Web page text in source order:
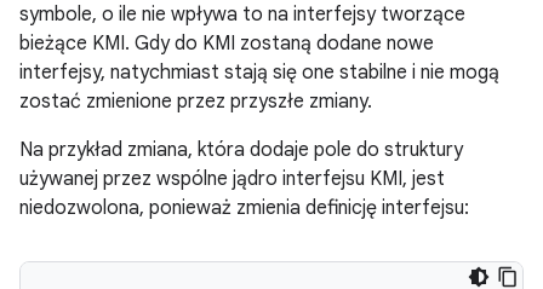
symbole, o ile nie wpływa to na interfejsy tworzące
bieżące KMI. Gdy do KMI zostaną dodane nowe
interfejsy, natychmiast stają się one stabilne i nie mogą
zostać zmienione przez przyszłe zmiany.
Na przykład zmiana, która dodaje pole do struktury
używanej przez wspólne jądro interfejsu KMI, jest
niedozwolona, ponieważ zmienia definicję interfejsu: